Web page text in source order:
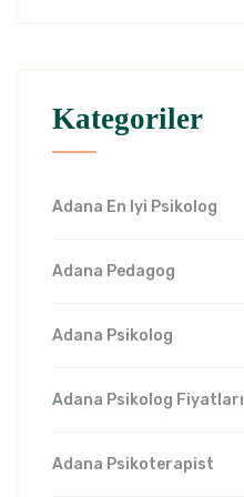
Kategoriler
Adana En Iyi Psikolog
Adana Pedagog
Adana Psikolog
Adana Psikolog Fiyatları
Adana Psikoterapist